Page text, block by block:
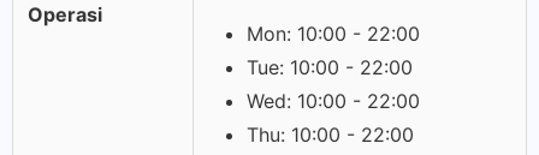
Operasi
Mon: 10:00 - 22:00
Tue: 10:00 - 22:00
Wed: 10:00 - 22:00
Thu: 10:00 - 22:00